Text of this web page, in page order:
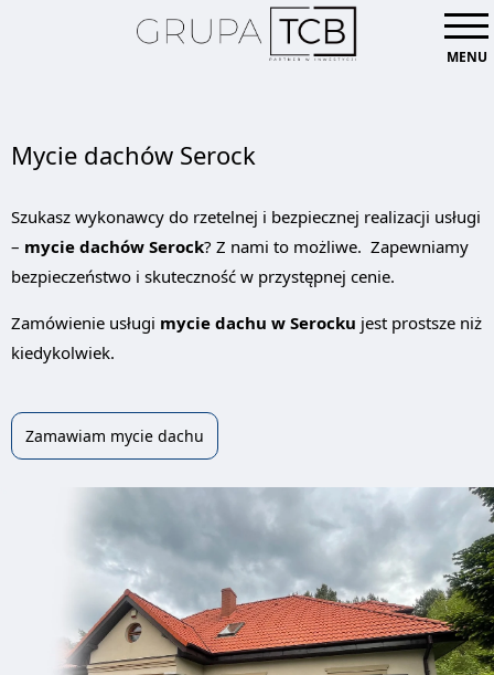
MENU
Mycie dachów Serock
Szukasz wykonawcy do rzetelnej i bezpiecznej realizacji usługi
– mycie dachów Serock? Z nami to możliwe. Zapewniamy
bezpieczeństwo i skuteczność w przystępnej cenie.
Zamówienie usługi mycie dachu w Serocku jest prostsze niż
kiedykolwiek.
Zamawiam mycie dachu